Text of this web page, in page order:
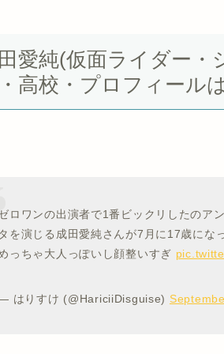
愛純(仮面ライダー・
高校・プロフィール
ロワンの出演者で1番ビックリしたのア
タを演じる成田愛純さんが7月に17歳にな
っちゃ大人っぽいし顔整いすぎ
はりすけ (@HariciiDisguise)